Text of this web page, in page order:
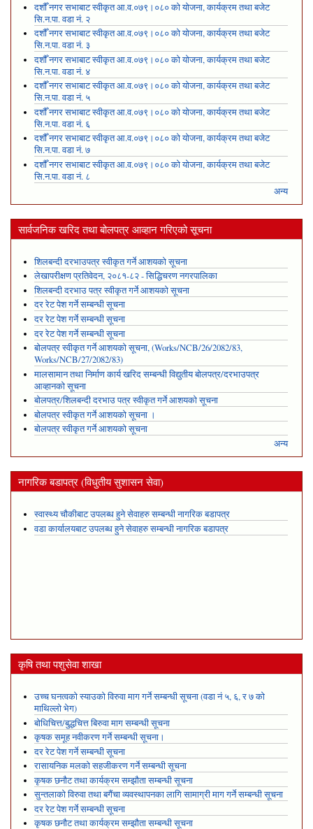
दशौँ नगर सभाबाट स्वीकृत आ.व.०७९।०८० को योजना, कार्यक्रम तथा बजेट
सि.न.पा. वडा नं. २
दशौँ नगर सभाबाट स्वीकृत आ.व.०७९।०८० को योजना, कार्यक्रम तथा बजेट
सि.न.पा. वडा नं. ३
दशौँ नगर सभाबाट स्वीकृत आ.व.०७९।०८० को योजना, कार्यक्रम तथा बजेट
सि.न.पा. वडा नं. ४
दशौँ नगर सभाबाट स्वीकृत आ.व.०७९।०८० को योजना, कार्यक्रम तथा बजेट
सि.न.पा. वडा नं. ५
दशौँ नगर सभाबाट स्वीकृत आ.व.०७९।०८० को योजना, कार्यक्रम तथा बजेट
सि.न.पा. वडा नं. ६
दशौँ नगर सभाबाट स्वीकृत आ.व.०७९।०८० को योजना, कार्यक्रम तथा बजेट
सि.न.पा. वडा नं. ७
दशौँ नगर सभाबाट स्वीकृत आ.व.०७९।०८० को योजना, कार्यक्रम तथा बजेट
सि.न.पा. वडा नं. ८
अन्य
सार्वजनिक खरिद तथा बोलपत्र आव्हान गरिएको सूचना
शिलबन्दी दरभाउपत्र स्वीकृत गर्ने आशयको सूचना
लेखापरीक्षण प्रतिवेदन, २०८१-८२ - सिद्धिचरण नगरपालिका
शिलबन्दी दरभाउ पत्र स्वीकृत गर्ने आशयको सूचना
दर रेट पेश गर्ने सम्बन्धी सूचना
दर रेट पेश गर्ने सम्बन्धी सूचना
दर रेट पेश गर्ने सम्बन्धी सूचना
बोलपत्र स्वीकृत गर्ने आशयको सूचना, (Works/NCB/26/2082/83,
Works/NCB/27/2082/83)
मालसामान तथा निर्माण कार्य खरिद सम्बन्धी विद्युतीय बोलपत्र/दरभाउपत्र
आव्हानको सूचना
बोलपत्र/शिलबन्दी दरभाउ पत्र स्वीकृत गर्ने आशयको सूचना
बोलपत्र स्वीकृत गर्ने आशयको सूचना ।
बोलपत्र स्वीकृत गर्ने आशयको सूचना
अन्य
नागरिक बडापत्र (विधुतीय सुशासन सेवा)
स्वास्थ्य चौकीबाट उपलब्ध हुने सेवाहरु सम्बन्धी नागरिक बडापत्र
वडा कार्यालयबाट उपलब्ध हुने सेवाहरु सम्बन्धी नागरिक बडापत्र
कृषि तथा पशुसेवा शाखा
उच्च घनत्वको स्याउको विरुवा माग गर्ने सम्बन्धी सूचना (वडा नं ५, ६, र ७ को
माथिल्लो भेग)
बोधिचित्त/बुद्धचित्त बिरुवा माग सम्बन्धी सूचना
कृषक समूह नवीकरण गर्ने सम्बन्धी सूचना।
दर रेट पेश गर्ने सम्बन्धी सूचना
रासायनिक मलको सहजीकरण गर्ने सम्बन्धी सूचना
कृषक छनौट तथा कार्यक्रम सम्झौता सम्बन्धी सूचना
सुन्तलाको विरुवा तथा बगैंचा व्यवस्थापनका लागि सामाग्री माग गर्ने सम्बन्धी सूचना
दर रेट पेश गर्ने सम्बन्धी सूचना
कृषक छनौट तथा कार्यक्रम सम्झौता सम्बन्धी सूचना